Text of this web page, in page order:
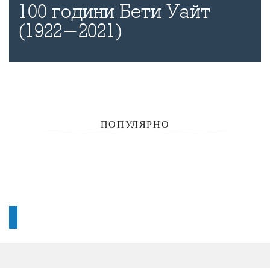
100 години Бети Уайт
(1922-2021)
ПОПУЛЯРНО